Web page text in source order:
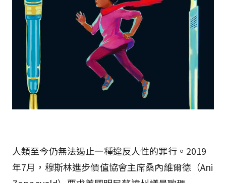
人類至今仍無法遏止一種違反人性的罪行。2019
年7月，穆斯林進步價值協會主席桑內維爾德（Ani